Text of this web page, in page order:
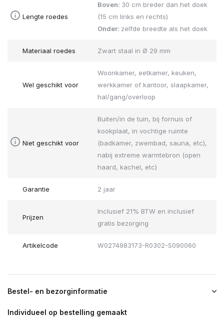
Lengte roedes
Boven: 30 cm breder dan het doek
(15 cm links en rechts)
Onder: zelfde breedte als het doek
Materiaal roedes Zwart staal in Ø 29 mm
Wel geschikt voor
Woonkamer, eetkamer, keuken,
werkkamer of kantoor, slaapkamer,
hal/gang/overloop
Niet geschikt voor
Buiten/in de tuin, bij fornuis of
kookplaat, in vochtige ruimte
(badkamer, zwembad, sauna, etc),
nabij extreme warmtebron (open
haard, kachel, etc)
Garantie 2 jaar
Prijzen
Inclusief 21% BTW en inclusief
gratis bezorging
Artikelcode W0274983173-R0302-S090060
Bestel- en bezorginformatie
Individueel op bestelling gemaakt